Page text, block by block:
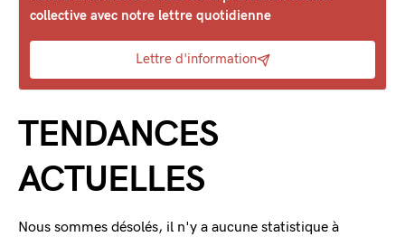
collective avec notre lettre quotidienne
Lettre d'information
TENDANCES
ACTUELLES
Nous sommes désolés, il n'y a aucune statistique à